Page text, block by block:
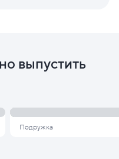
выпустить
Подружка